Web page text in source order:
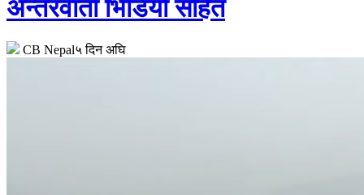
अन्तरवार्ता भिडियो सहित
CB Nepal५ दिन अघि